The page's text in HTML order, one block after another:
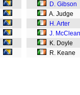
D. Gibson
A. Judge
H. Arter
J. McClean
K. Doyle
R. Keane